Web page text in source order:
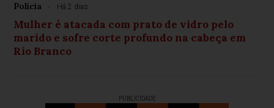
Polícia Há 2 dias
Mulher é atacada com prato de vidro pelo
marido e sofre corte profundo na cabeça em
Rio Branco
PUBLICIDADE